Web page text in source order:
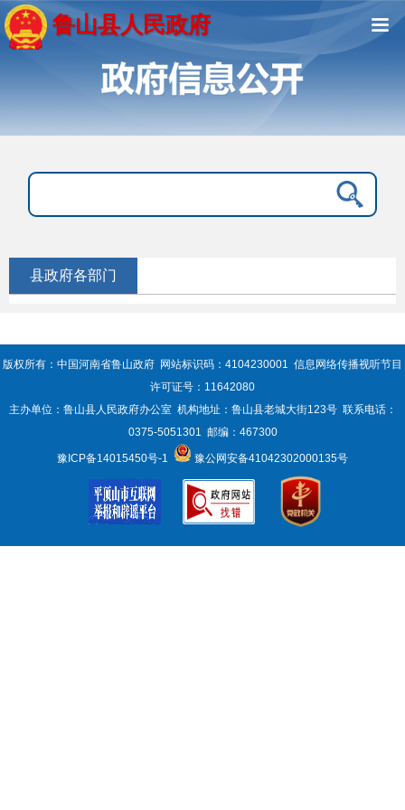
鲁山县人民政府
县政府各部门
版权所有：中国河南省鲁山政府 网站标识码：4104230001 信息网络传播视听节目
许可证号：11642080
主办单位：鲁山县人民政府办公室 机构地址：鲁山县老城大街123号 联系电话：
0375-5051301 邮编：467300
豫ICP备14015450号-1 豫公网安备41042302000135号